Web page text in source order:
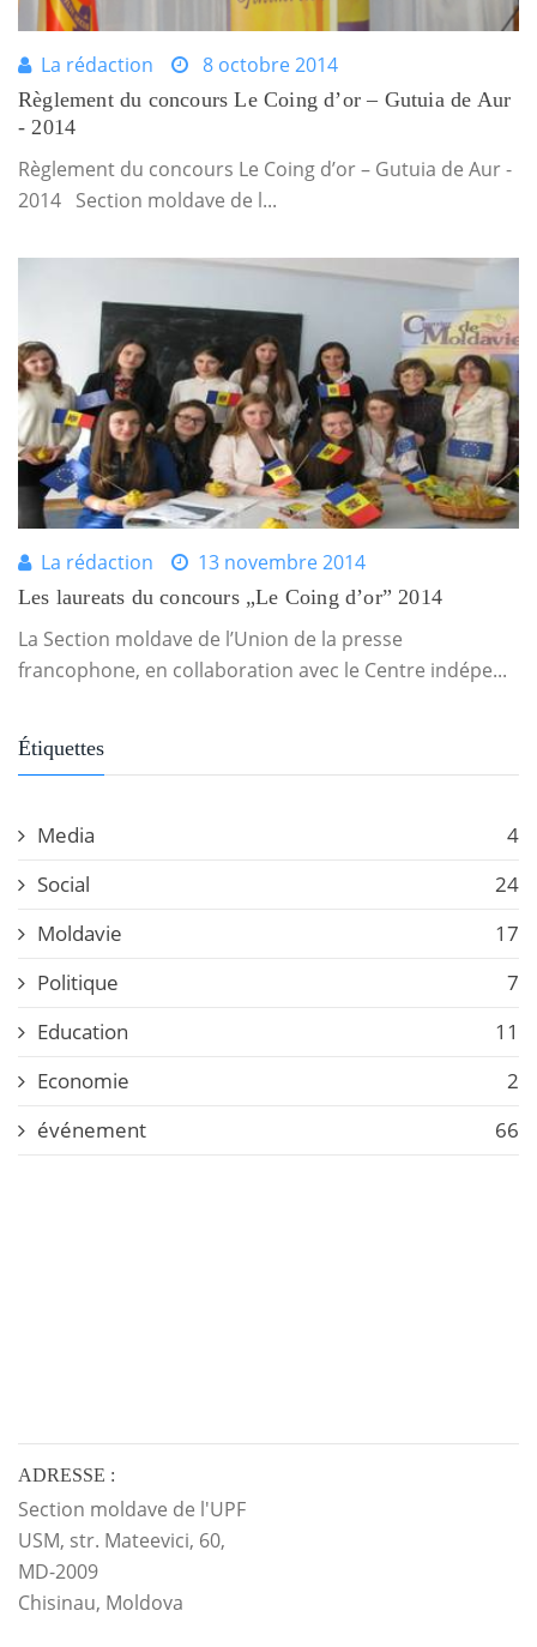
La rédaction 8 octobre 2014
Règlement du concours Le Coing d’or – Gutuia de Aur
- 2014
Règlement du concours Le Coing d’or – Gutuia de Aur -
2014 Section moldave de l...
La rédaction 13 novembre 2014
Les laureats du concours „Le Coing d’or” 2014
La Section moldave de l’Union de la presse
francophone, en collaboration avec le Centre indépe...
Étiquettes
Media
4
Social
24
Moldavie
17
Politique
7
Education
11
Economie
2
événement
66
ADRESSE :
Section moldave de l'UPF
USM, str. Mateevici, 60,
MD-2009
Chisinau, Moldova